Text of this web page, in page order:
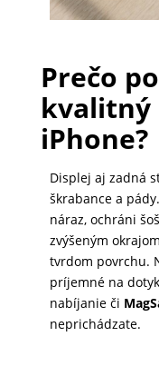
NOTEBOOK
GAMING
AUTOPRÍSLUŠENSTVO
Prečo
kvalitný
iPhone?
Displej aj zadná
škrabance a
náraz, ochráni
zvýšeným
tvrdom povrchu.
príjemné na
nabíjanie či
neprichádzate.